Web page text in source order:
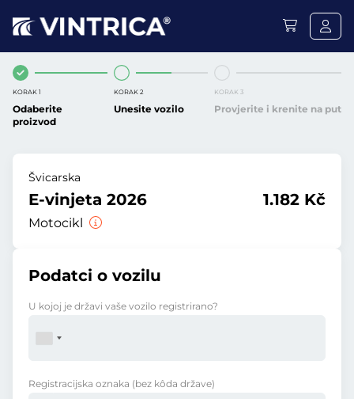
KORAK 1
Odaberite
proizvod
KORAK 2
Unesite vozilo
KORAK 3
Provjerite i krenite na put
Švicarska
E-vinjeta 2026
Motocikl
1.182 Kč
Podatci o vozilu
U kojoj je državi vaše vozilo registrirano?
Registracijska oznaka (bez kôda države)